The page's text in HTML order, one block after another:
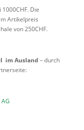
Die
Artikelpreis
von 250CHF.
im Ausland – durch